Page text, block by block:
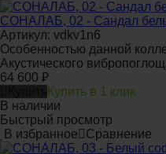
СОНАЛАБ, 02 - Сандал
Артикул: vdkv1n6
Особенностью данной
Акустического
64 600 ₽
Купить в 1 клик
В наличии
Быстрый просмотр
В избранное
Сравнение